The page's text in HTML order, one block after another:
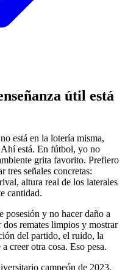
útil está
está en la lotería misma,
Ahí está. En fútbol, yo no
grita favorito. Prefiero
tres señales concretas:
altura real de los laterales
cantidad.
posesión y no hacer daño a
remates limpios y mostrar
del partido, el ruido, la
creer otra cosa. Eso pesa.
campeón de 2023,